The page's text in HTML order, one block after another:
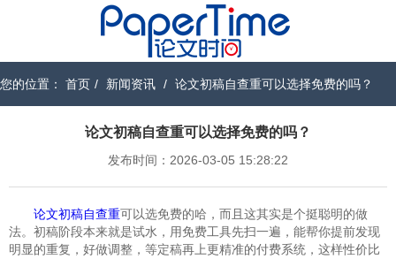
您的位置： 首页 / 新闻资讯 / 论文初稿自查重可以选择免费的吗？
论文初稿自查重可以选择免费的吗？
发布时间：2026-03-05 15:28:22
论文初稿自查重可以选免费的哈，而且这其实是个挺聪明的做
法。初稿阶段本来就是试水，用免费工具先扫一遍，能帮你提前发现
明显的重复，好做调整，等定稿再上更精准的付费系统，这样性价比